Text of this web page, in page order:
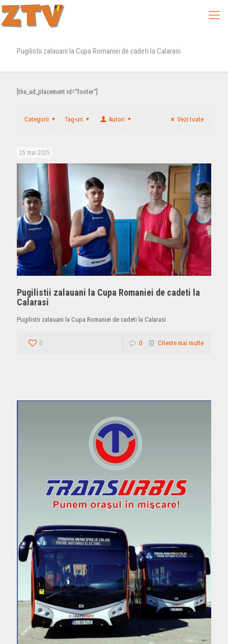
Pugilistii zalauani la Cupa Romaniei de cadeti la Calarasi
[the_ad_placement id="footer"]
Categorii Tag-uri Autori Vezi toate
25 mai 2025
Pugilistii zalauani la Cupa Romaniei de cadeti la
Calarasi
Pugilistii zalauani la Cupa Romaniei de cadeti la Calarasi
0 0 Citeste mai multe